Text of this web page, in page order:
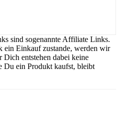
sind sogenannte Affiliate Links.
ein Einkauf zustande, werden wir
entstehen dabei keine
Du ein Produkt kaufst, bleibt